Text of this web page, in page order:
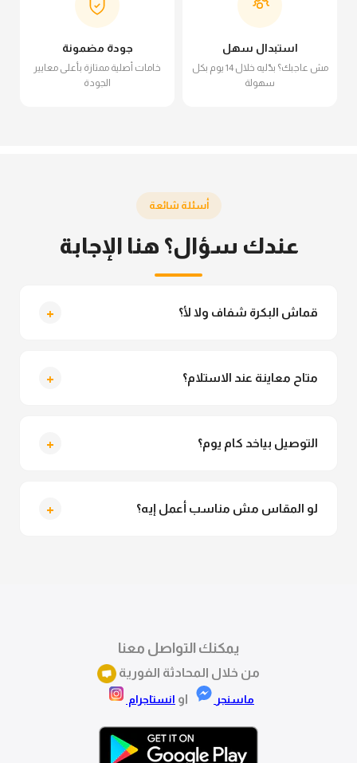
استبدال سهل
مش عاجبك؟ بدّليه خلال 14 يوم بكل
سهولة
جودة مضمونة
خامات أصلية ممتازة بأعلى معايير
الجودة
أسئلة شائعة
عندك سؤال؟ هنا الإجابة
قماش البكرة شفاف ولا لأ؟ +
متاح معاينة عند الاستلام؟ +
التوصيل بياخد كام يوم؟ +
لو المقاس مش مناسب أعمل إيه؟ +
يمكنك التواصل معنا
من خلال المحادثة الفورية
ماسنجر او انستاجرام